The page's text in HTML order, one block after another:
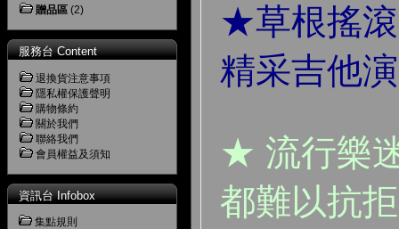
贈品區 (2)
服務台 Content
退換貨注意事項
隱私權保護聲明
購物條約
關於我們
聯絡我們
會員權益及須知
資訊台 Infobox
集點規則
★草根搖
精采吉他
★ 流行樂
都難以抗